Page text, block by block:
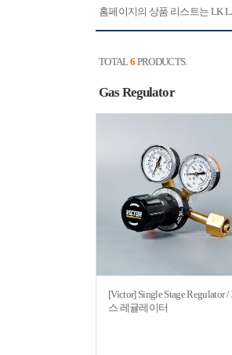
홈페이지의 상품 리스트는 LK
TOTAL 6 PRODUCTS.
Gas Regulator
[Victor] Single Stage Regulator /
스 레귤레이터